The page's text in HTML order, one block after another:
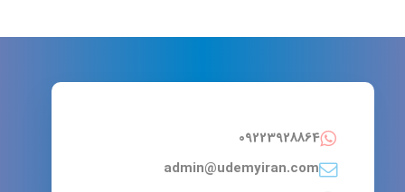
09223928864
admin@udemyiran.com